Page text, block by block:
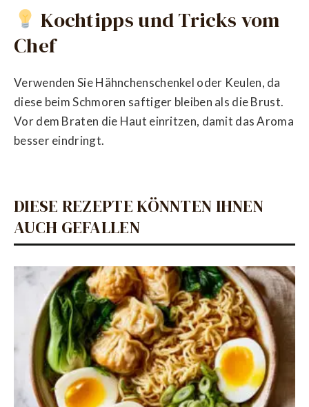
Kochtipps und Tricks vom
Chef
Verwenden Sie Hähnchenschenkel oder Keulen, da
diese beim Schmoren saftiger bleiben als die Brust.
Vor dem Braten die Haut einritzen, damit das Aroma
besser eindringt.
DIESE REZEPTE KÖNNTEN IHNEN
AUCH GEFALLEN